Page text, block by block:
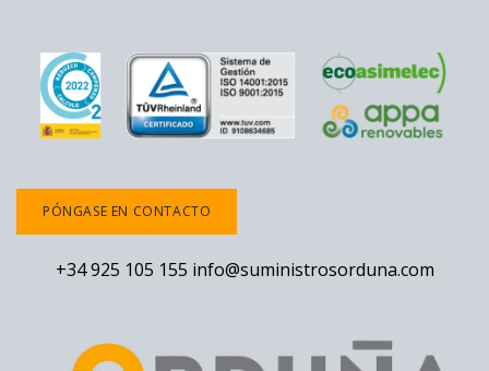
PÓNGASE EN CONTACTO
+34 925 105 155 info@suministrosorduna.com